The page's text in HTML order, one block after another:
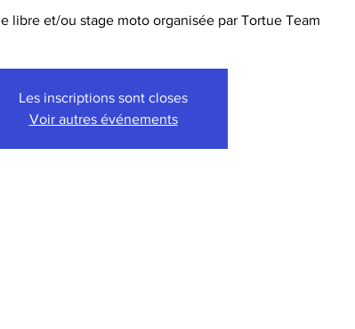
libre et/ou stage moto organisée par Tortue Team
Les inscriptions sont closes
Voir autres événements